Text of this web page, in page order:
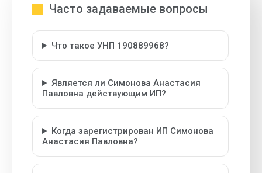
Часто задаваемые вопросы
Что такое УНП 190889968?
Является ли Симонова Анастасия
Павловна действующим ИП?
Когда зарегистрирован ИП Симонова
Анастасия Павловна?